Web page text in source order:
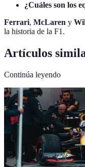
¿Cuáles son los
Ferrari, McLaren y
la historia de la F1.
Artículos
Continúa leyendo